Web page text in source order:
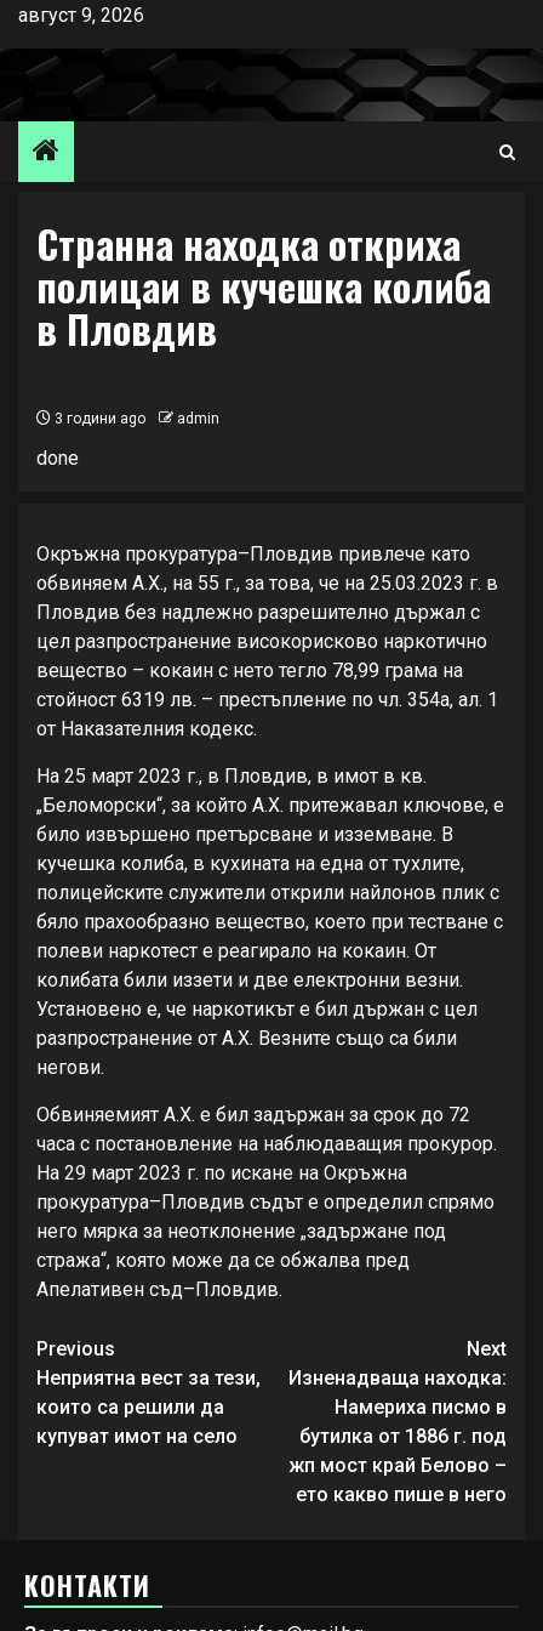
Skip
content
август 9, 2026
Странна находка откриха
полицаи в кучешка колиба
в Пловдив
3 години ago admin
done
Окръжна прокуратура–Пловдив привлече като
обвиняем А.Х., на 55 г., за това, че на 25.03.2023 г. в
Пловдив без надлежно разрешително държал с
цел разпространение високорисково наркотично
вещество – кокаин с нето тегло 78,99 грама на
стойност 6319 лв. – престъпление по чл. 354а, ал. 1
от Наказателния кодекс.
На 25 март 2023 г., в Пловдив, в имот в кв.
„Беломорски“, за който А.Х. притежавал ключове, е
било извършено претърсване и изземване. В
кучешка колиба, в кухината на една от тухлите,
полицейските служители открили найлонов плик с
бяло прахообразно вещество, което при тестване с
полеви наркотест е реагирало на кокаин. От
колибата били иззети и две електронни везни.
Установено е, че наркотикът е бил държан с цел
разпространение от А.Х. Везните също са били
негови.
Обвиняемият А.Х. е бил задържан за срок до 72
часа с постановление на наблюдаващия прокурор.
На 29 март 2023 г. по искане на Окръжна
прокуратура–Пловдив съдът е определил спрямо
него мярка за неотклонение „задържане под
стража“, която може да се обжалва пред
Апелативен съд–Пловдив.
Continue
Reading
Previous
Неприятна вест за тези,
които са решили да
купуват имот на село
Next
Изненадваща находка:
Намериха писмо в
бутилка от 1886 г. под
жп мост край Белово –
ето какво пише в него
КОНТАКТИ